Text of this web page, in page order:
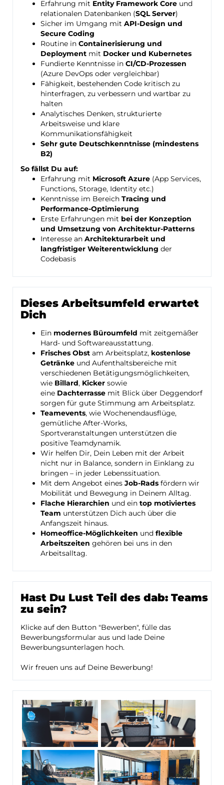
Erfahrung mit Entity Framework Core und
relationalen Datenbanken (SQL Server)
Sicher im Umgang mit API-Design und
Secure Coding
Routine in Containerisierung und
Deployment mit Docker und Kubernetes
Fundierte Kenntnisse in CI/CD-Prozessen
(Azure DevOps oder vergleichbar)
Fähigkeit, bestehenden Code kritisch zu
hinterfragen, zu verbessern und wartbar zu
halten
Analytisches Denken, strukturierte
Arbeitsweise und klare
Kommunikationsfähigkeit
Sehr gute Deutschkenntnisse (mindestens
B2)
So fällst Du auf:
Erfahrung mit Microsoft Azure (App Services,
Functions, Storage, Identity etc.)
Kenntnisse im Bereich Tracing und
Performance-Optimierung
Erste Erfahrungen mit bei der Konzeption
und Umsetzung von Architektur-Patterns
Interesse an Architekturarbeit und
langfristiger Weiterentwicklung der
Codebasis
Dieses Arbeitsumfeld erwartet
Dich
Ein modernes Büroumfeld mit zeitgemäßer
Hard- und Softwareausstattung.
Frisches Obst am Arbeitsplatz, kostenlose
Getränke und Aufenthaltsbereiche mit
verschiedenen Betätigungsmöglichkeiten,
wie Billard, Kicker sowie
eine Dachterrasse mit Blick über Deggendorf
sorgen für gute Stimmung am Arbeitsplatz.
Teamevents, wie Wochenendausflüge,
gemütliche After-Works,
Sportveranstaltungen unterstützen die
positive Teamdynamik.
Wir helfen Dir, Dein Leben mit der Arbeit
nicht nur in Balance, sondern in Einklang zu
bringen – in jeder Lebenssituation.
Mit dem Angebot eines Job-Rads fördern wir
Mobilität und Bewegung in Deinem Alltag.
Flache Hierarchien und ein top motiviertes
Team unterstützen Dich auch über die
Anfangszeit hinaus.
Homeoffice-Möglichkeiten und flexible
Arbeitszeiten gehören bei uns in den
Arbeitsalltag.
Hast Du Lust Teil des dab: Teams
zu sein?
Klicke auf den Button "Bewerben", fülle das
Bewerbungsformular aus und lade Deine
Bewerbungsunterlagen hoch.
Wir freuen uns auf Deine Bewerbung!